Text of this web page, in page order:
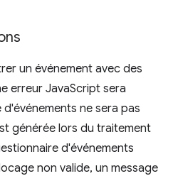
un événement avec des
erreur JavaScript sera
ne sera pas
générée lors du traitement
d'événements
non valide, un message